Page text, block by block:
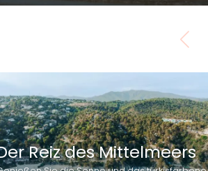
Reiz des Mittelmeers